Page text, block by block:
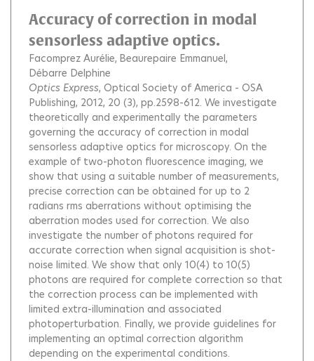
Accuracy of correction in modal
sensorless adaptive optics.
Facomprez Aurélie Beaurepaire Emmanuel
Débarre Delphine
Optics Express, Optical Society of America - OSA
Publishing, 2012, 20 (3), pp.2598-612. We investigate
theoretically and experimentally the parameters
governing the accuracy of correction in modal
sensorless adaptive optics for microscopy. On the
example of two-photon fluorescence imaging, we
show that using a suitable number of measurements,
precise correction can be obtained for up to 2
radians rms aberrations without optimising the
aberration modes used for correction. We also
investigate the number of photons required for
accurate correction when signal acquisition is shot-
noise limited. We show that only 10(4) to 10(5)
photons are required for complete correction so that
the correction process can be implemented with
limited extra-illumination and associated
photoperturbation. Finally, we provide guidelines for
implementing an optimal correction algorithm
depending on the experimental conditions.